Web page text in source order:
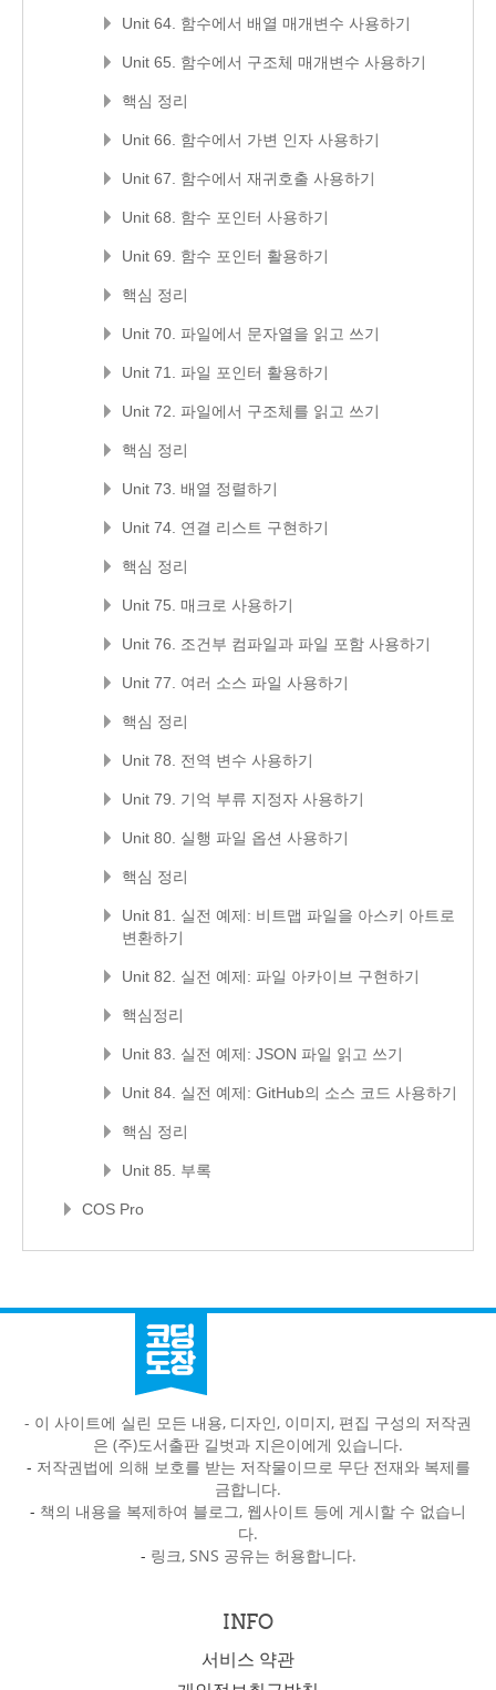
Unit 64. 함수에서 배열 매개변수 사용하기
Unit 65. 함수에서 구조체 매개변수 사용하기
핵심 정리
Unit 66. 함수에서 가변 인자 사용하기
Unit 67. 함수에서 재귀호출 사용하기
Unit 68. 함수 포인터 사용하기
Unit 69. 함수 포인터 활용하기
핵심 정리
Unit 70. 파일에서 문자열을 읽고 쓰기
Unit 71. 파일 포인터 활용하기
Unit 72. 파일에서 구조체를 읽고 쓰기
핵심 정리
Unit 73. 배열 정렬하기
Unit 74. 연결 리스트 구현하기
핵심 정리
Unit 75. 매크로 사용하기
Unit 76. 조건부 컴파일과 파일 포함 사용하기
Unit 77. 여러 소스 파일 사용하기
핵심 정리
Unit 78. 전역 변수 사용하기
Unit 79. 기억 부류 지정자 사용하기
Unit 80. 실행 파일 옵션 사용하기
핵심 정리
Unit 81. 실전 예제: 비트맵 파일을 아스키 아트로
변환하기
Unit 82. 실전 예제: 파일 아카이브 구현하기
핵심정리
Unit 83. 실전 예제: JSON 파일 읽고 쓰기
Unit 84. 실전 예제: GitHub의 소스 코드 사용하기
핵심 정리
Unit 85. 부록
COS Pro
- 이 사이트에 실린 모든 내용, 디자인, 이미지, 편집 구성의 저작권
은 (주)도서출판 길벗과 지은이에게 있습니다.
- 저작권법에 의해 보호를 받는 저작물이므로 무단 전재와 복제를
금합니다.
- 책의 내용을 복제하여 블로그, 웹사이트 등에 게시할 수 없습니
다.
- 링크, SNS 공유는 허용합니다.
INFO
서비스 약관